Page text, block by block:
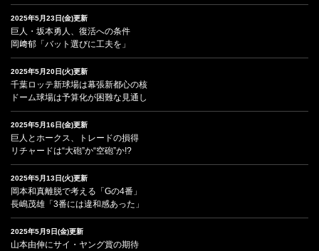
2025年5月23日(金)更新
巨人・坂本勇人、復活への条件
岡﨑郁「バット選びに工夫を」
2025年5月20日(火)更新
千葉ロッテ新球場は幕張新都心の核
ドーム球場は予算化が困難な見通し
2025年5月16日(金)更新
巨人とホークス、トレードの損得
リチャードは“大砲”か“空砲”か!?
2025年5月13日(火)更新
岡本和真離脱で考える「Gの4番」
長嶋茂雄「3番には違和感あった」
2025年5月9日(金)更新
山本由伸にサイ・ヤング賞の期待